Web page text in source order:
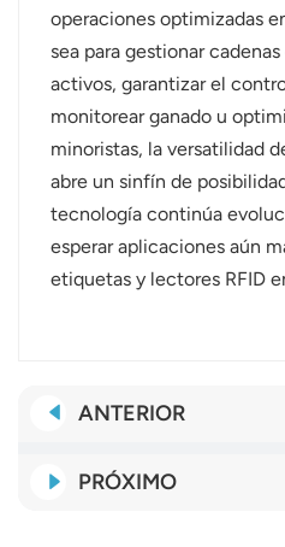
operaciones optimizadas
sea para gestionar
activos, garantizar el
monitorear ganado u
minoristas, la versatilidad
abre un sinfín de
tecnología continúa
esperar aplicaciones aún
etiquetas y lectores RFID
ANTERIOR
PRÓXIMO